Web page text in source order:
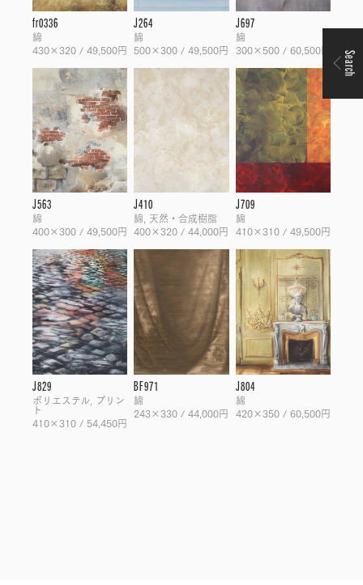
fr0336
綿
430×320 / 49,500円
J264
綿
500×300 / 49,500円
J697
綿
300×500 / 60,500円
J563
綿
400×300 / 49,500円
J410
綿, 天然・合成樹脂
400×320 / 44,000円
J709
綿
410×310 / 49,500円
J829
ポリエステル, プリン
ト
410×310 / 54,450円
BF971
綿
243×330 / 44,000円
J804
綿
420×350 / 60,500円
Search